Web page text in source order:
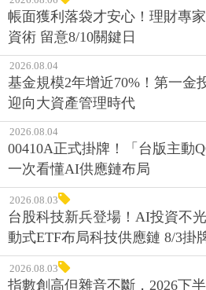
帳面獲利落袋才安心！理財專
資術 留意8/10關鍵日
2026.08.04
基金規模2年增近70%！第一金
迎向大資產管理時代
2026.08.04
00410A正式掛牌！「台版主動
一次看懂AI供應鏈布局
2026.08.03
台股科技新兵登場！AI投資不
動式ETF布局科技供應鏈 8/3掛
2026.08.03
指數創高但雜音不斷，2026下